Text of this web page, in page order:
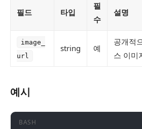
필드 타입
필
수
설명
image_
url
string 예
공개적
스 이미
예시
BASH